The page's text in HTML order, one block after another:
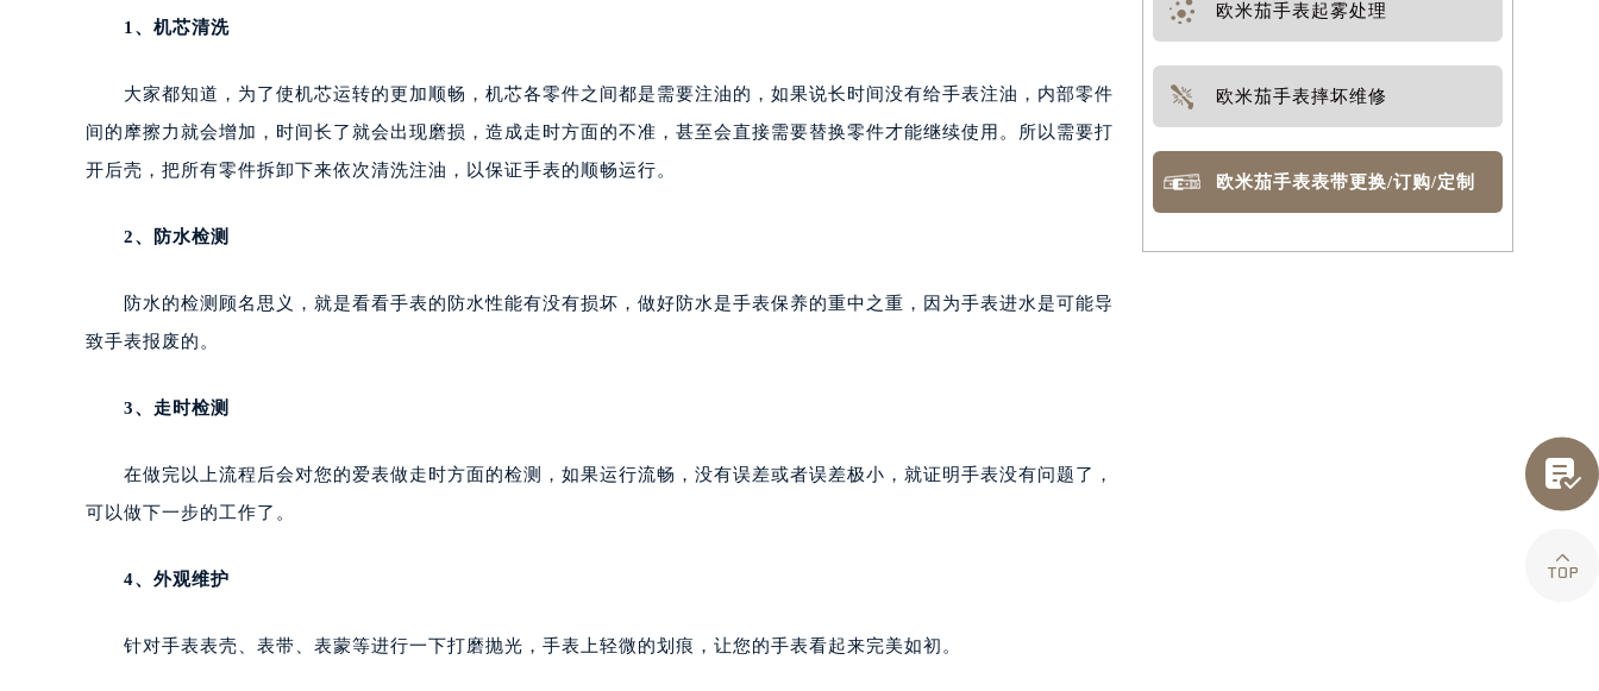
1、机芯清洗
大家都知道，为了使机芯运转的更加顺畅，机芯各零件之间都是需要注油的，如果说长时间没有给手表注油，内部零件
间的摩擦力就会增加，时间长了就会出现磨损，造成走时方面的不准，甚至会直接需要替换零件才能继续使用。所以需要打
开后壳，把所有零件拆卸下来依次清洗注油，以保证手表的顺畅运行。
2、防水检测
防水的检测顾名思义，就是看看手表的防水性能有没有损坏，做好防水是手表保养的重中之重，因为手表进水是可能导
致手表报废的。
3、走时检测
在做完以上流程后会对您的爱表做走时方面的检测，如果运行流畅，没有误差或者误差极小，就证明手表没有问题了，
可以做下一步的工作了。
4、外观维护
针对手表表壳、表带、表蒙等进行一下打磨抛光，手表上轻微的划痕，让您的手表看起来完美如初。
欧米茄手表起雾处理
欧米茄手表摔坏维修
欧米茄手表表带更换/订购/定制

